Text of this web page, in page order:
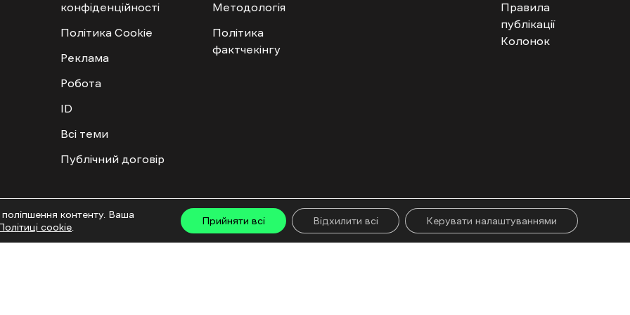
конфіденційності
Політика Cookie
Реклама
Робота
ID
Всі теми
Публічний договір
Методологія
Політика
фактчекінгу
Правила
публікації
Колонок
та інтегрованих продуктів дозволяється за умови отримання схвалення від редакції.
ГО «Ґвара Медіа», 61057, Харків, вул. Гоголя, 14, абонентська скринька №7400
контенту. Ваша
Політиці cookie
Прийняти всі Відхилити всі Керувати налаштуваннями